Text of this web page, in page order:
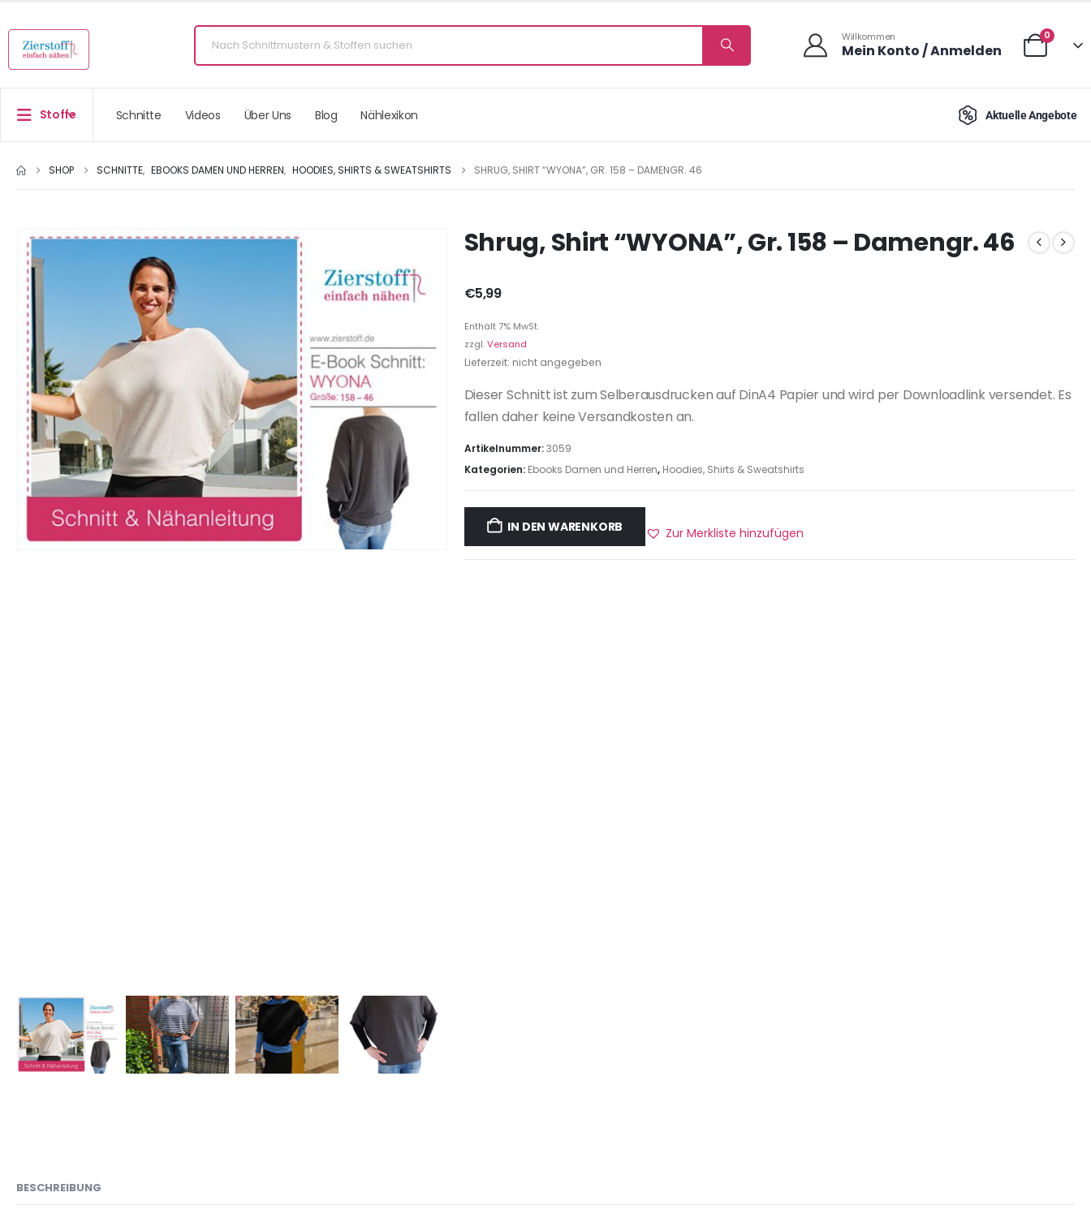
Willkommen
Mein Konto / Anmelden
0
Stoffe Schnitte Videos Über Uns Blog Nählexikon Aktuelle Angebote
SHOP SCHNITTE, EBOOKS DAMEN UND HERREN, HOODIES, SHIRTS & SWEATSHIRTS SHRUG, SHIRT “WYONA”, GR. 158 – DAMENGR. 46
Shrug, Shirt “WYONA”, Gr. 158 – Damengr. 46
€5,99
Enthält 7% MwSt.
zzgl.Versand
Lieferzeit: nicht angegeben
Dieser Schnitt ist zum Selberausdrucken auf DinA4 Papier und wird per Downloadlink versendet. Es
fallen daher keine Versandkosten an.
Artikelnummer:3059
Kategorien: Ebooks Damen und Herren, Hoodies, Shirts & Sweatshirts
IN DEN WARENKORB Zur Merkliste hinzufügen
BESCHREIBUNG